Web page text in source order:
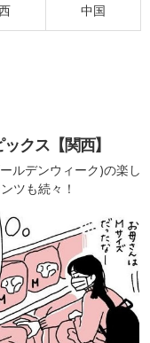
中国
クス【関西】
ルデンウィーク)の楽し
ツも続々！